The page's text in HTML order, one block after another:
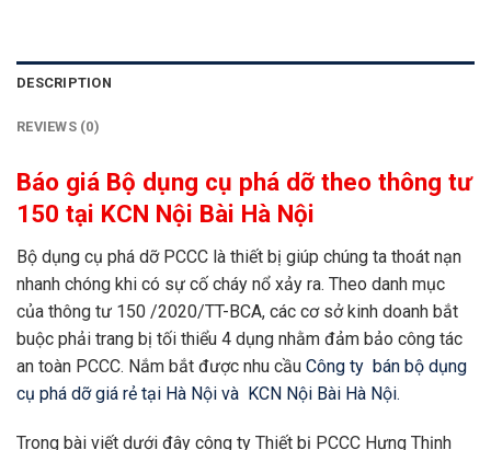
DESCRIPTION
REVIEWS (0)
Báo giá Bộ dụng cụ phá dỡ theo thông tư
150 tại KCN Nội Bài Hà Nội
Bộ dụng cụ phá dỡ PCCC là thiết bị giúp chúng ta thoát nạn
nhanh chóng khi có sự cố cháy nổ xảy ra. Theo danh mục
của thông tư 150 /2020/TT-BCA, các cơ sở kinh doanh bắt
buộc phải trang bị tối thiểu 4 dụng nhằm đảm bảo công tác
an toàn PCCC. Nắm bắt được nhu cầu Công ty bán bộ dụng
cụ phá dỡ giá rẻ tại Hà Nội và KCN Nội Bài Hà Nội.
Trong bài viết dưới đây công ty Thiết bị PCCC Hưng Thịnh